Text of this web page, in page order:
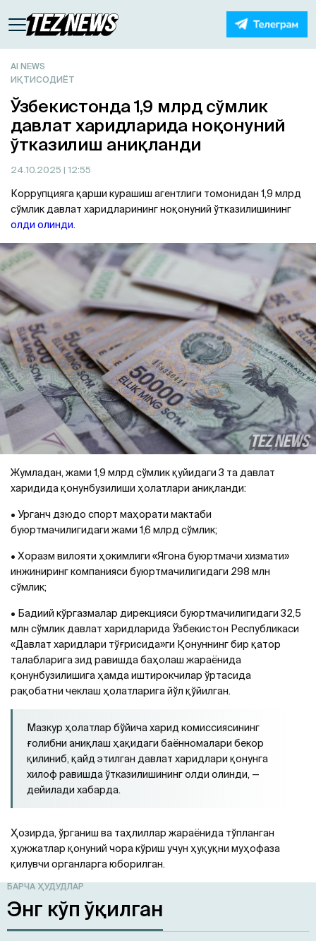
AI NEWS
ИҚТИСОДИЁТ
Ўзбекистонда 1,9 млрд сўмлик
давлат харидларида ноқонуний
ўтказилиш аниқланди
24.10.2025 | 12:55
Коррупцияга қарши курашиш агентлиги томонидан 1,9 млрд
сўмлик давлат харидларининг ноқонуний ўтказилишининг
олди олинди.
Жумладан, жами 1,9 млрд сўмлик қуйидаги 3 та давлат
харидида қонунбузилиши ҳолатлари аниқланди:
• Урганч дзюдо спорт маҳорати мактаби
буюртмачилигидаги жами 1,6 млрд сўмлик;
• Хоразм вилояти ҳокимлиги «Ягона буюртмачи хизмати»
инжиниринг компанияси буюртмачилигидаги 298 млн
сўмлик;
• Бадиий кўргазмалар дирекцияси буюртмачилигидаги 32,5
млн сўмлик давлат харидларида Ўзбекистон Республикаси
«Давлат харидлари тўғрисида»ги Қонуннинг бир қатор
талабларига зид равишда баҳолаш жараёнида
қонунбузилишига ҳамда иштирокчилар ўртасида
рақобатни чеклаш ҳолатларига йўл қўйилган.
Мазкур ҳолатлар бўйича харид комиссиясининг
ғолибни аниқлаш ҳақидаги баённомалари бекор
қилиниб, қайд этилган давлат харидлари қонунга
хилоф равишдаўтказилишининголди олинди, —
дейилади хабарда.
Ҳозирда, ўрганиш ва таҳлиллар жараёнида тўпланган
ҳужжатлар қонуний чора кўриш учун ҳуқуқни муҳофаза
қилувчи органларга юборилган.
БАРЧА ҲУДУДЛАР
Энг кўп ўқилган